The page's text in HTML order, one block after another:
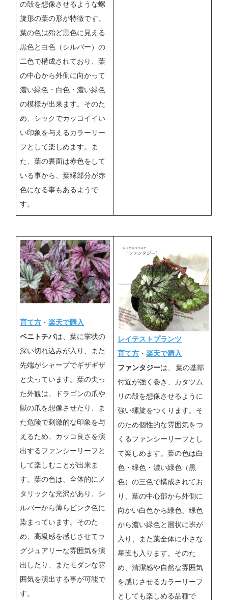
の殻を想像させるような螺
旋形の葉の形が特徴です。
葉の色は殆ど黒色に見える
黒色と白色（シルバー）の
二色で構成されており、葉
の中心から外側に向かって
濃い緑色・白色・濃い緑色
の模様が出来ます。そのた
め、シックでカッコイイい
い印象を与えるカラーリー
フとして楽しめます。ま
た、葉の裏面は赤色をして
いる事から、葉縁部分が赤
色になる事もあるようで
す。
育て方 ・楽天で購入
ベニトチバは、葉に掌状の
深い切れ込みが入り、また
先端がシャープでギザギザ
と尖っています。葉の尖っ
た外観は、ドラゴンの爪や
獣の爪を想像させたり、ま
た危険で刺激的な印象を与
えるため、カッコ良さを演
出するファンシーリーフと
して楽しむことが出来ま
す。葉の色は、全体的にメ
タリックな光沢があり、シ
ルバーから薄らピンク色に
染まっています。そのた
め、高級感を感じさせてラ
グジュアリーな雰囲気を演
出したり、またモダンな雰
囲気を演出する事が可能で
す。
レイテストプランツ
育て方 ・楽天で購入
ファンタジーは、 葉の基部
付近が強く巻き、カタツム
リの殻を想像させるように
強い螺旋をつくります。そ
のため個性的な雰囲気をつ
くるファンシーリーフとし
て楽しめます。葉の色は白
色・緑色・濃い緑色（黒
色）の三色で構成されてお
り、葉の中心部から外側に
向かい白色から緑色、緑色
から濃い緑色と層状に班が
入り、また葉全体に小さな
星班も入ります。そのた
め、清潔感や自然な雰囲気
を感じさせるカラーリーフ
としても楽しめる品種で